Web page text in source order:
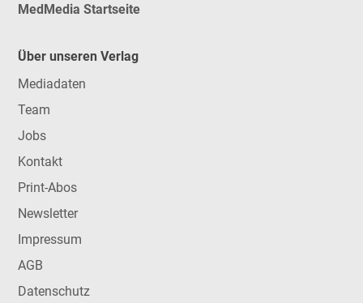
MedMedia Startseite
Über unseren Verlag
Mediadaten
Team
Jobs
Kontakt
Print-Abos
Newsletter
Impressum
AGB
Datenschutz